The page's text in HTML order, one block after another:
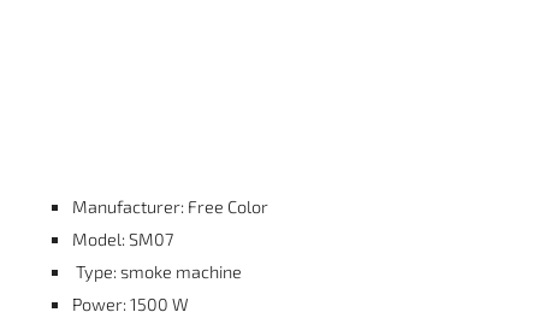
Manufacturer: Free Color
Model: SM07
Type: smoke machine
Power: 1500 W